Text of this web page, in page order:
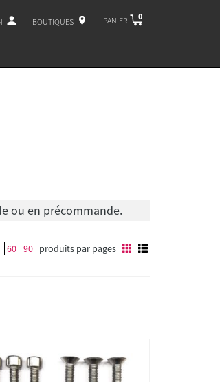
BOUTIQUES PANIER 0
ou en précommande.
60 90 produits par pages